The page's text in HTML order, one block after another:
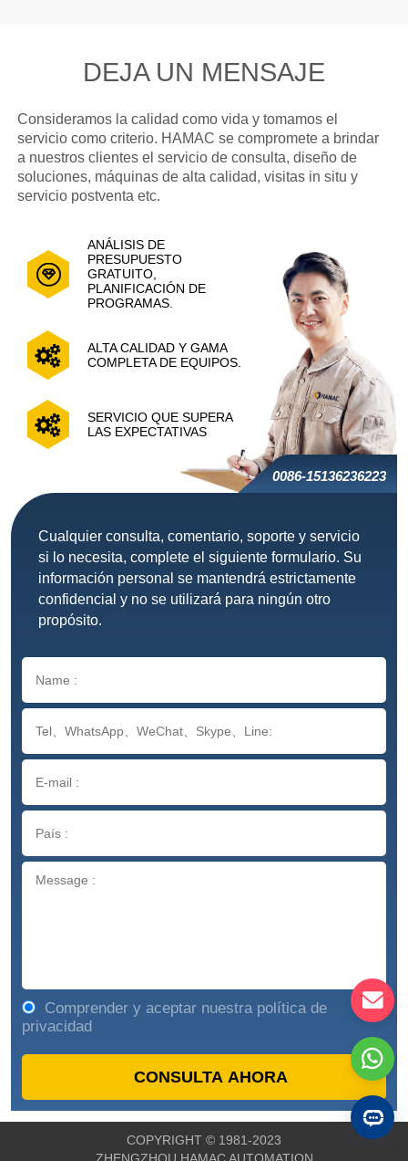
DEJA UN MENSAJE
Consideramos la calidad como vida y tomamos el
servicio como criterio. HAMAC se compromete a brindar
a nuestros clientes el servicio de consulta, diseño de
soluciones, máquinas de alta calidad, visitas in situ y
servicio postventa etc.
ANÁLISIS DE
PRESUPUESTO
GRATUITO,
PLANIFICACIÓN DE
PROGRAMAS.
ALTA CALIDAD Y GAMA
COMPLETA DE EQUIPOS.
SERVICIO QUE SUPERA
LAS EXPECTATIVAS
0086-15136236223
Cualquier consulta, comentario, soporte y servicio
si lo necesita, complete el siguiente formulario. Su
información personal se mantendrá estrictamente
confidencial y no se utilizará para ningún otro
propósito.
Comprender y aceptar nuestra política de
privacidad
COPYRIGHT © 1981-2023
ZHENGZHOU HAMAC AUTOMATION